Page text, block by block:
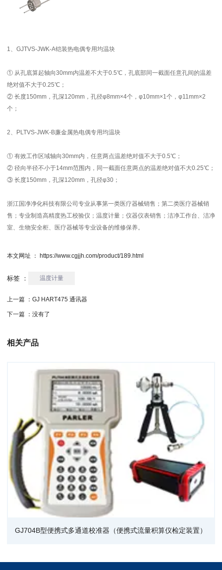
1、GJTVS-JWK-A铠装热电偶专用均温块
① 从孔底算起轴向30mm内温差不大于0.5℃，孔底部同一截面任意孔间的温差
绝对值不大于0.25℃；
② 长度150mm，孔深120mm，孔径φ8mm×4个，φ10mm×1个，φ11mm×2
个；
2、PLTVS-JWK-B廉金属热电偶专用均温块
① 有效工作区域轴向30mm内，任意两点温差绝对值不大于0.5℃；
② 径向半径不小于14mm范围内，同一截面任意两点的温差绝对值不大0.25℃；
③ 长度150mm，孔深120mm，孔径φ30；
浙江国净净化科技有限公司专业从事第一类医疗器械销售；第二类医疗器械销
售；专业制造高精度热工校验仪； 温度计量；仪器仪表销售；洁净工作台、洁净
室、生物安全柜、医疗器械等专业设备的维修保养。
本文网址 ： https://www.cgjjh.com/product/189.html
标签 ： 温度计量
上一篇 ： GJ HART475 通讯器
下一篇 ： 没有了
相关产品
GJ704B型便携式多通道校准器（便携式流量积算仪检定装置）